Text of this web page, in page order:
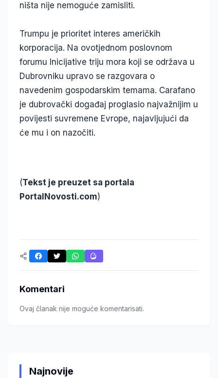
ništa nije nemoguće zamisliti.
Trumpu je prioritet interes američkih
korporacija. Na ovotjednom poslovnom
forumu Inicijative triju mora koji se održava u
Dubrovniku upravo se razgovara o
navedenim gospodarskim temama. Carafano
je dubrovački događaj proglasio najvažnijim u
povijesti suvremene Evrope, najavljujući da
će mu i on nazočiti.
(Tekst je preuzet sa portala
PortalNovosti.com)
Komentari
Ovaj članak nije moguće komentarisati.
Najnovije